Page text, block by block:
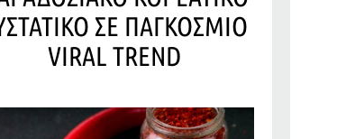
ΣΕ ΠΑΓΚΟΣΜΙΟ
VIRAL TREND